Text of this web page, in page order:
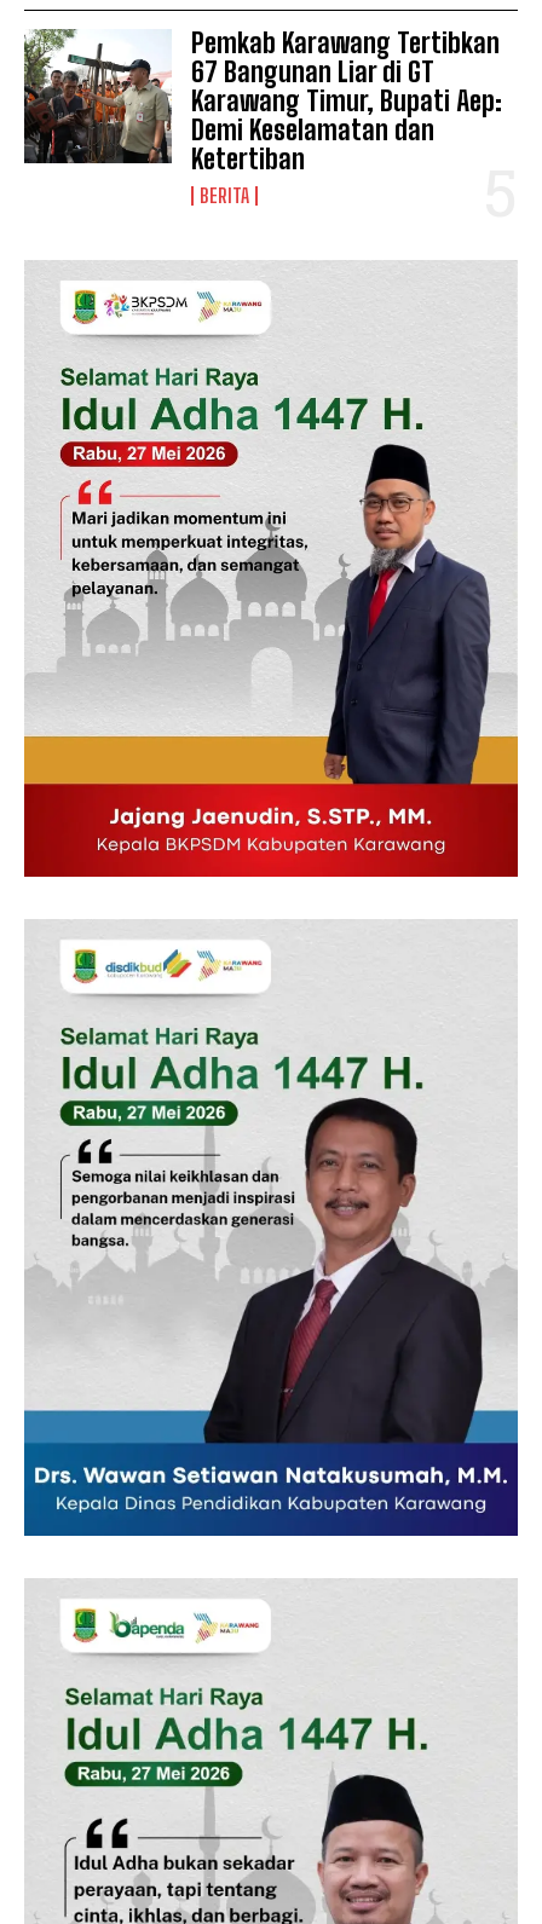
SUBSCRIBE NOW
Company
Disclaimer
Kontak Kami
Redaksi
Pedoman Media Siber
Tentang Kami
Indeks Berita
Pemkab Karawang Tertibkan
67 Bangunan Liar di GT
Karawang Timur, Bupati Aep:
Demi Keselamatan dan
Ketertiban
BERITA